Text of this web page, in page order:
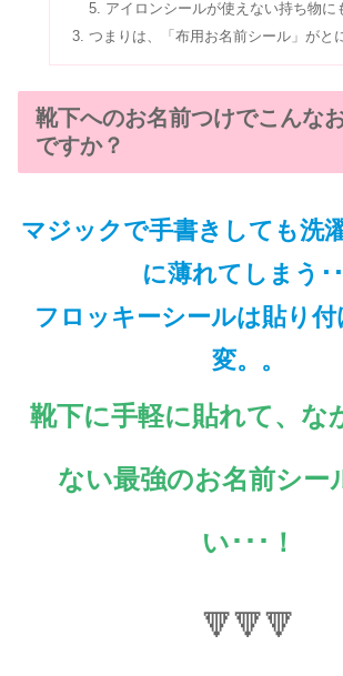
アイロンシールが使えない持ち物に
つまりは、「布用お名前シール」がと
靴下へのお名前つけでこんな
ですか？
マジックで手書きしても洗
に薄れてしまう･
フロッキーシールは貼り
変。。
靴下に手軽に貼れて、な
ない最強のお名前シー
い･･･！
🔻🔻🔻